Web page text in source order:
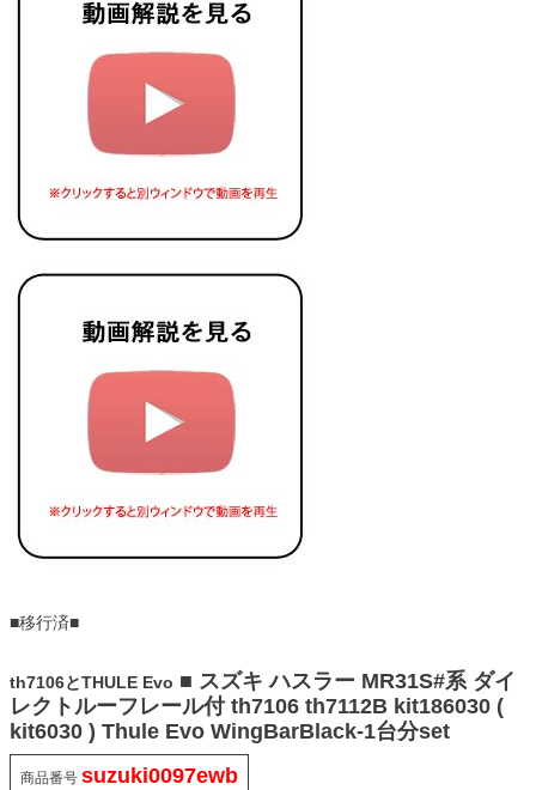
■移行済■
th7106とTHULE Evo ■ スズキ ハスラー MR31S#系 ダイ
レクトルーフレール付 th7106 th7112B kit186030 (
kit6030 ) Thule Evo WingBarBlack-1台分set
商品番号 suzuki0097ewb